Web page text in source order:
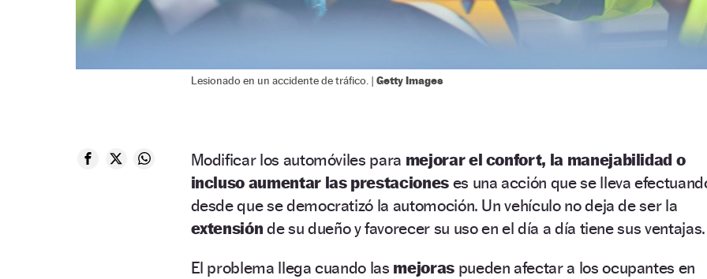
Lesionado en un accidente de tráfico. | Getty Images
Modificar los automóviles para mejorar el confort, la manejabilidad o
incluso aumentar las prestacioneses una acción que se lleva
desde que se democratizó la automoción. Un vehículo no deja de ser la
extensión de su dueño y favorecer su uso en el día a día tiene sus ventajas.
El problema llega cuando las mejoras pueden afectar a los ocupantes en